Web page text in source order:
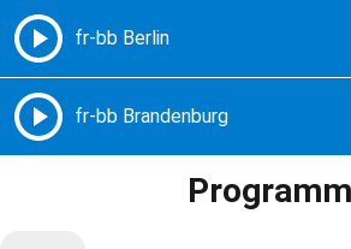
Freie Radios – Berlin
Programm